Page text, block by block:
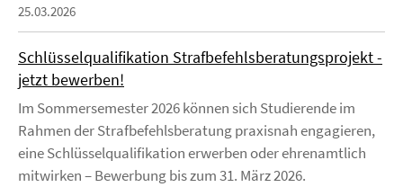
25.03.2026
Schlüsselqualifikation Strafbefehlsberatungsprojekt -
jetzt bewerben!
Im Sommersemester 2026 können sich Studierende im
Rahmen der Strafbefehlsberatung praxisnah engagieren,
eine Schlüsselqualifikation erwerben oder ehrenamtlich
mitwirken – Bewerbung bis zum 31. März 2026.